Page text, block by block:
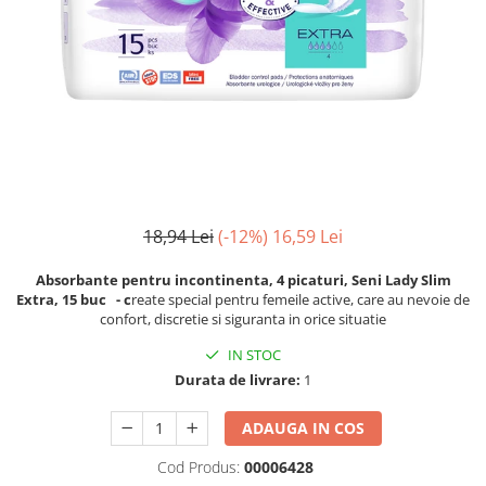
Solutie desfundat tevi
Curatare sticla, ferestre,oglinzi
Curatare suprafete exterioare
Curatare universala
Detergenti speciali
Echipamente electronice de birou
Detergenti ecologici
Detergenti pardoseli
Cozi din lemn
Cozi metalice
Cozi telescopice
Suporturi cozi
Maturi clasice
Maturi stradale
Echipamente protectie
Articole ambalare
Imbracaminte de protectie
Ingrijire par
Spalatoare geam
Cozi telescopice
Ustensile pardoseala
18,94 Lei(-12%) 16,59 Lei
Absorbante pentru incontinenta, 4 picaturi, Seni Lady Slim
Extra, 15 buc - create special pentru femeile active, care au nevoie de
confort, discretie si siguranta in orice situatie
IN STOC
Durata de livrare: 1
ADAUGA IN COS
Cod Produs: 00006428